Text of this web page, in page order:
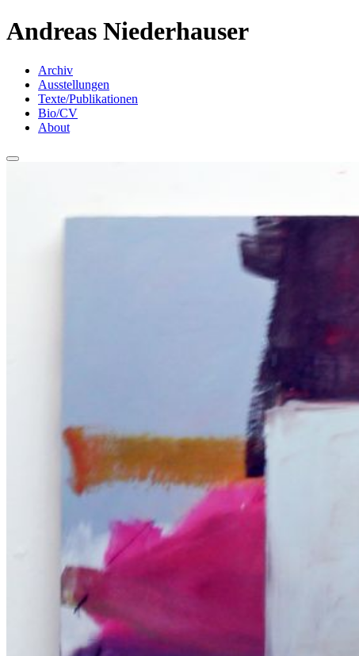
Andreas Niederhauser
Archiv
Ausstellungen
Texte/Publikationen
Bio/CV
About